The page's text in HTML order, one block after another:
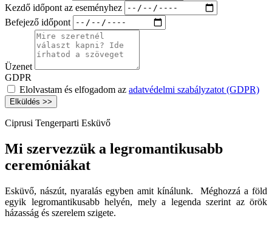
Kezdő időpont az eseményhez
Befejező időpont
Üzenet
GDPR
Elolvastam és elfogadom az adatvédelmi szabályzatot (GDPR)
Elküldés >>
Ciprusi Tengerparti Esküvő
Mi szervezzük a legromantikusabb
ceremóniákat
Esküvő, nászút, nyaralás egyben amit kínálunk. Méghozzá a föld
egyik legromantikusabb helyén, mely a legenda szerint az örök
házasság és szerelem szigete.